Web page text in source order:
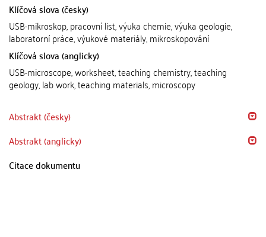
Klíčová slova (česky)
USB-mikroskop, pracovní list, výuka chemie, výuka geologie,
laboratorní práce, výukové materiály, mikroskopování
Klíčová slova (anglicky)
USB-microscope, worksheet, teaching chemistry, teaching
geology, lab work, teaching materials, microscopy
Abstrakt (česky)
Abstrakt (anglicky)
Citace dokumentu